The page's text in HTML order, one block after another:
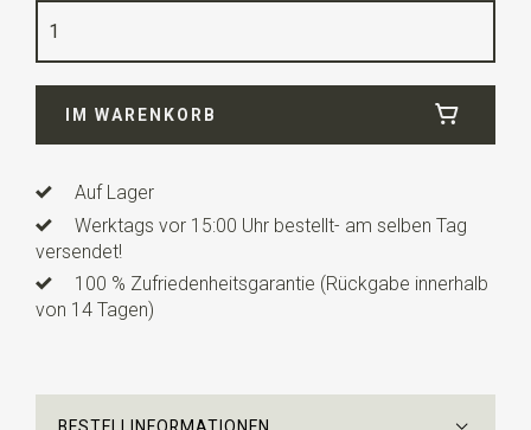
Qualität
Länge 180 cm
IM WARENKORB
Auf Lager
Werktags vor 15:00 Uhr bestellt- am selben Tag
versendet!
100 % Zufriedenheitsgarantie (Rückgabe innerhalb
von 14 Tagen)